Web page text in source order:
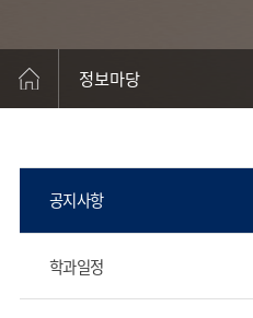
정보마당
공지사항
학과일정